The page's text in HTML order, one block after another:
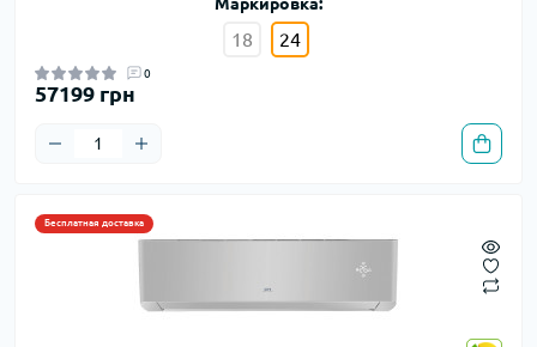
18 24
0
57199 грн
Бесплатная доставка